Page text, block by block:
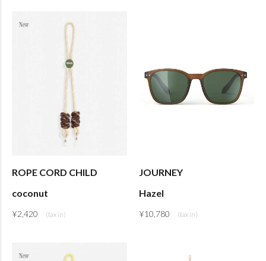
ROPE CORD CHILD
coconut
¥2,420
JOURNEY
Hazel
¥10,780